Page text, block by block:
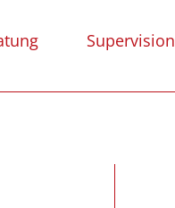
Supervision